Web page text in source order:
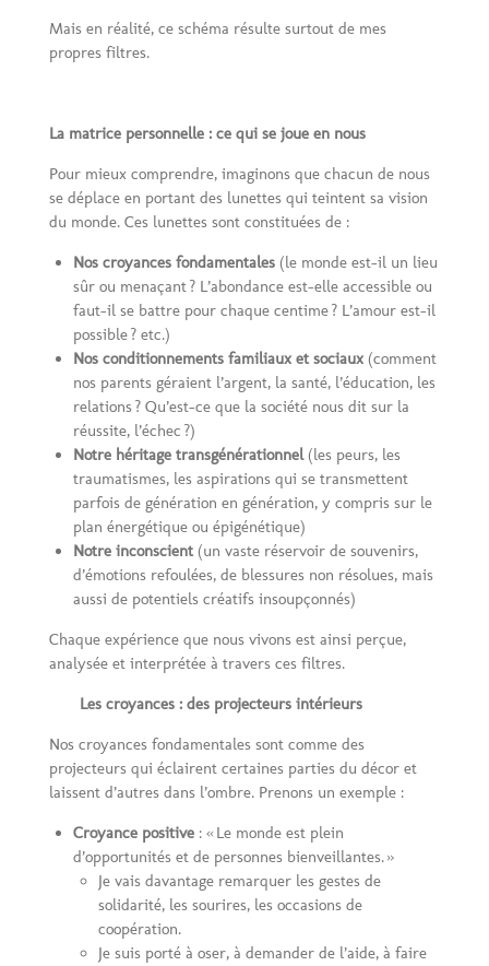
Mais en réalité, ce schéma résulte surtout de mes
propres filtres.
La matrice personnelle : ce qui se joue en nous
Pour mieux comprendre, imaginons que chacun de nous
se déplace en portant des lunettes qui teintent sa vision
du monde. Ces lunettes sont constituées de :
Nos croyances fondamentales (le monde est-il un lieu
sûr ou menaçant ? L’abondance est-elle accessible ou
faut-il se battre pour chaque centime ? L’amour est-il
possible ? etc.)
Nos conditionnements familiaux et sociaux(comment
nos parents géraient l’argent, la santé, l’éducation, les
relations ? Qu’est-ce que la société nous dit sur la
réussite, l’échec ?)
Notre héritage transgénérationnel(les peurs, les
traumatismes, les aspirations qui se transmettent
parfois de génération en génération, y compris sur le
plan énergétique ou épigénétique)
Notre inconscient (un vaste réservoir de souvenirs,
d’émotions refoulées, de blessures non résolues, mais
aussi de potentiels créatifs insoupçonnés)
Chaque expérience que nous vivons est ainsi perçue,
analysée et interprétée à travers ces filtres.
Les croyances : des projecteurs intérieurs
Nos croyances fondamentales sont comme des
projecteurs qui éclairent certaines parties du décor et
laissent d’autres dans l’ombre. Prenons un exemple :
Croyance positive : « Le monde est plein
d’opportunités et de personnes bienveillantes. »
Je vais davantage remarquer les gestes de
solidarité, les sourires, les occasions de
coopération.
Je suis porté à oser, à demander de l’aide, à faire